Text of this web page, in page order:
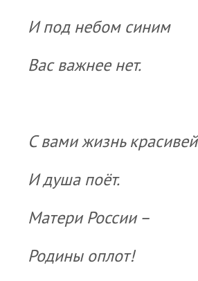
И под небом синим
Вас важнее нет.
С вами жизнь красивей
И душа поёт.
Матери России –
Родины оплот!